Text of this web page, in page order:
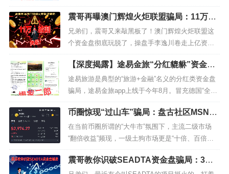
就被抓进去了！然后伪造国家部门的红...
该公司注册于25年5月，注册实缴资本为0，没有真
实员工社保数据，典型的空壳皮包公司。MARS AI
宣称专注于AI智能芯片研发、量化交易等业务，以A
I为噱头，用虚假的高收益承诺吸引投资者。如湖
北...
震哥再曝澳门辉煌火炬联盟骗局：11万人
被割，快跑！
兄弟们，震哥又来敲黑板了！澳门辉煌火炬联盟这
个资金盘彻底玩脱了，操盘手李逸川卷走上亿资
金，现在11万会员都被当韭菜割惨了！最新骚操作
是这伙人居然冒充”广东优歌律师事务所”来投诉反诈
文章，笑死，正经律所怎么可能接这种脏活？明显
是水军盗用资料搞事情！大家赶紧报警，别让这群
骗子继续嚣张。震哥收到好多受害者...
【深度揭露】途易金旅“分红貔貅”资金盘
骗局：你的本金是如何被“只进不出”吞噬
的？
途易旅游是典型的“旅游+金融”名义的分红类资金盘
骗局，途易金旅app上线于今年8月。冒充德国“全球
领先旅游”公司，推出“途易金旅”APP，打着“旅游
+金融”旗号，虚构“红溪大峡谷”“途易邮轮”等投资项
目，宣称年化收益率高达365%，吸引投资者参与。
平台以注册实名认证赠送28元、每天签到抽奖、积
分兑换...
币圈惊现“过山车”骗局：盘古社区MSN币
暴涨1.5万倍后暴跌99%，大爷大妈被套上
亿
在当前币圈所谓的“大牛市”氛围下，主流二级市场
“翻倍收益”频现，一级土狗市场更是“十倍、百倍项
目”扎堆，不少投资者被“快速暴富”的幻象裹挟。而
盘古社区推出的MSN币（又称“盘古社区美少女”），
震哥教你识破SEADTA资金盘骗局：3招
避开境外项目坑